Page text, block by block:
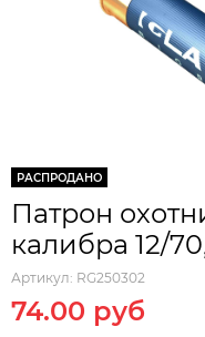
РАСПРОДАНО
Патрон
калибра 12/
Артикул: RG250302
74.00 руб